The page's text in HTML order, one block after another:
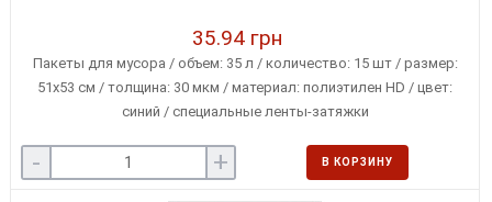
35.94 грн
Пакеты для мусора / объем: 35 л / количество: 15 шт / размер:
51х53 см / толщина: 30 мкм / материал: полиэтилен HD / цвет:
синий / специальные ленты-затяжки
- + В КОРЗИНУ